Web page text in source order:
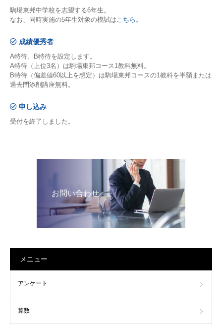
駒場東邦中学校を志望する6年生。
なお、同時実施の5年生対象の模試はこちら 。
成績優秀者
A特待、B特待を設定します。
A特待（上位3名）は駒場東邦コース1教科無料。
B特待（偏差値60以上を想定）は駒場東邦コースの1教科を半額または
過去問添削講座無料。
申し込み
受付を終了しました。
お問い合わせ
メニュー
アンケート
算数